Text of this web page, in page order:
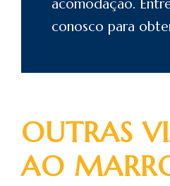
acomodação.
conosco para
OUTRAS
AO